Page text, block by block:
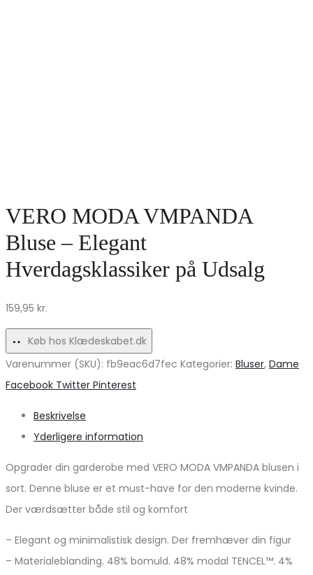
VERO MODA VMPANDA
Bluse – Elegant
Hverdagsklassiker på Udsalg
159,95 kr.
Køb hos Klædeskabet.dk
Varenummer (SKU): fb9eac6d7fec Kategorier: Bluser, Dame
Share
Facebook Twitter Pinterest
Beskrivelse
Yderligere information
Opgrader din garderobe med VERO MODA VMPANDA blusen i
sort. Denne bluse er et must-have for den moderne kvinde.
Der værdsætter både stil og komfort
– Elegant og minimalistisk design. Der fremhæver din figur
– Materialeblanding. 48% bomuld. 48% modal TENCEL™. 4%